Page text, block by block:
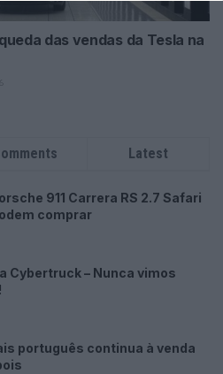
das vendas da Tesla na
Latest
911 Carrera RS 2.7 Safari
comprar
Cybertruck – Nunca vimos
português continua à venda